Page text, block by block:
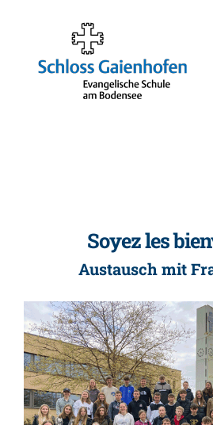
Werkzeugleiste öffnen
springen
Soyez les
Austausch mit